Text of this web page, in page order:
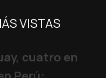
VISTAS
cuatro en